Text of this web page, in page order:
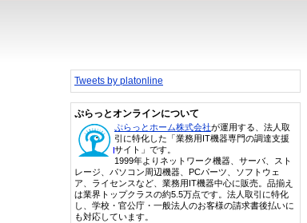
Tweets by platonline
ぷらっとオンラインについて
ぷらっとホーム株式会社が運用する、法人取
引に特化した「業務用IT機器専門の調達支援
サイト」です。
1999年よりネットワーク機器、サーバ、スト
レージ、パソコン周辺機器、PCパーツ、ソフトウェ
ア、ライセンスなど、業務用IT機器中心に販売。品揃え
は業界トップクラスの約5.5万点です。法人取引に特化
し、学校・官公庁・一般法人のお客様の請求書後払いに
も対応しています。